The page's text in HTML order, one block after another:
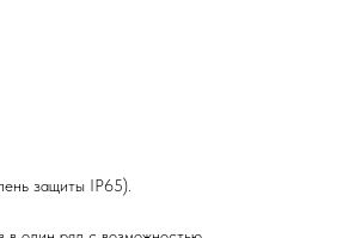
защиты IP65).